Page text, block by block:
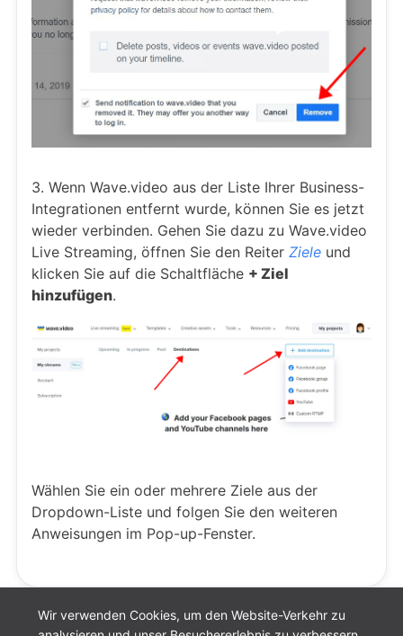
Wir verwenden Cookies, um den Website-Verkehr zu
3. Wenn Wave.video aus der Liste Ihrer Business-
Integrationen entfernt wurde, können Sie es jetzt
wieder verbinden. Gehen Sie dazu zu Wave.video
Live Streaming, öffnen Sie den Reiter Ziele und
klicken Sie auf die Schaltfläche + Ziel
hinzufügen.
Wählen Sie ein oder mehrere Ziele aus der
Dropdown-Liste und folgen Sie den weiteren
Anweisungen im Pop-up-Fenster.